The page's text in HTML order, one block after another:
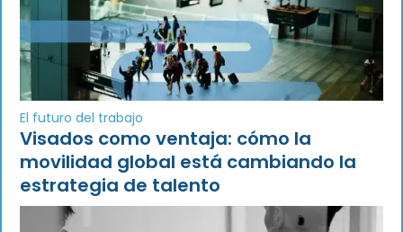
El futuro del trabajo
Visados como ventaja: cómo la
movilidad global está cambiando la
estrategia de talento